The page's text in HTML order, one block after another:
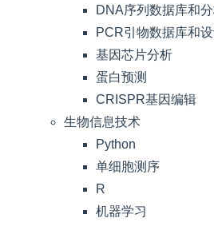
DNA序列数据库和
PCR引物数据库和
基因芯片分析
蛋白预测
CRISPR基因编辑
生物信息技术
Python
单细胞测序
R
机器学习